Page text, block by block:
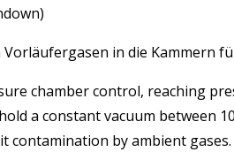
in die Kammern
chamber control, reaching
a constant vacuum between
by ambient